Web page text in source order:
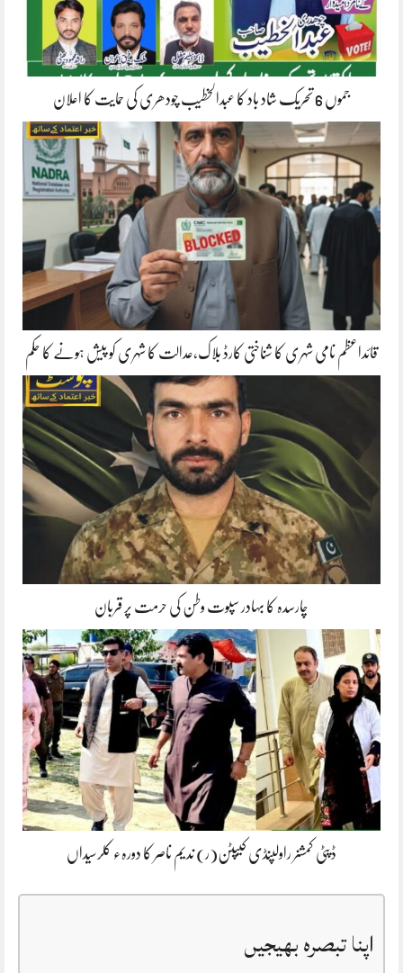
جموں 6 تحریک شاد باد کا عبدالخطیب چودھری کی حمایت کا اعلان
قائداعظم نامی شہری کا شناختی کارڈ بلاک،عدالت کا شہری کو پیش ہونے کا حکم
چارسدہ کا بہادر سپوت وطن کی حرمت پر قربان
ڈپٹی کمشنر راولپنڈی کیپٹن(ر) ندیم ناصر کا دورہء کلرسیداں
اپنا تبصرہ بھیجیں